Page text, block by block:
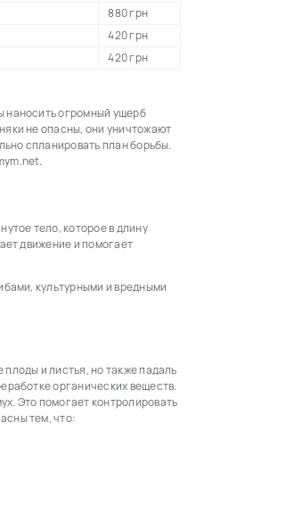
880 грн
420 грн
420 грн
наносить огромный ущерб
не опасны, они уничтожают
спланировать план борьбы.
тело, которое в длину
движение и помогает
культурными и вредными
и листья, но также падаль
органических веществ.
Это помогает контролировать
тем, что: